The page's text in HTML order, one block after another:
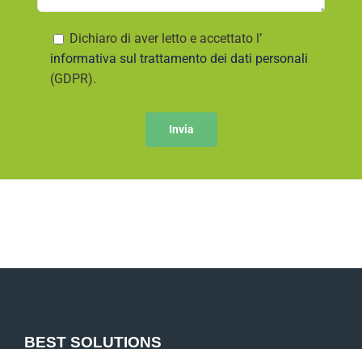
Dichiaro di aver letto e accettato l’
informativa sul trattamento dei dati personali
(GDPR).
BEST SOLUTIONS